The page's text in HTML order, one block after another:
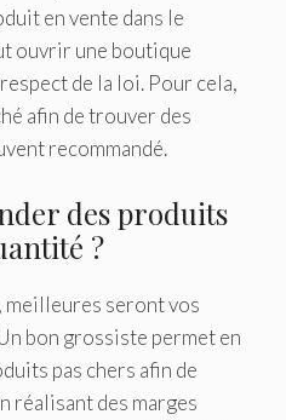
en vente dans le
ouvrir une boutique
de la loi. Pour cela,
afin de trouver des
recommandé.
des produits
?
seront vos
bon grossiste permet en
pas chers afin de
réalisant des marges